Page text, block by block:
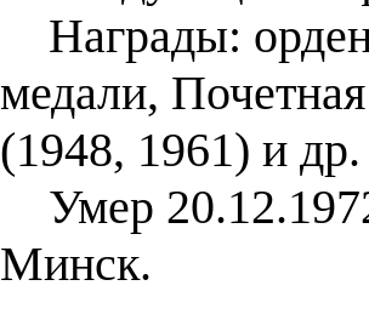
Награды:
медали,
(1948, 1961) и др.
Умер
Минск.